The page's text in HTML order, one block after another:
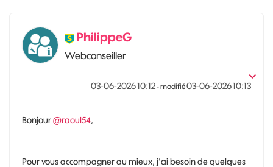
PhilippeG
Webconseiller
‎03-06-202610:12- modifié‎03-06-202610:13
Bonjour@raoul54,
Pour vous accompagner au mieux, j’ai besoin de quelques